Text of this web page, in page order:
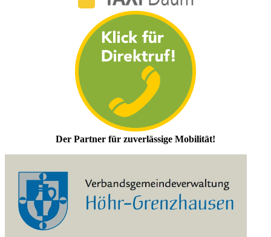
Der Partner für zuverlässige Mobilität!